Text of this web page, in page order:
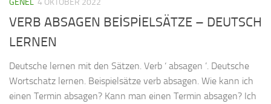
GENEL 4 OKTOBER 2022
VERB ABSAGEN BEİSPİELSÄTZE – DEUTSCH
LERNEN
Deutsche lernen mit den Sätzen. Verb ‘ absagen ’. Deutsche
Wortschatz lernen. Beispielsätze verb absagen. Wie kann ich
einen Termin absagen? Kann man einen Termin absagen? Ich